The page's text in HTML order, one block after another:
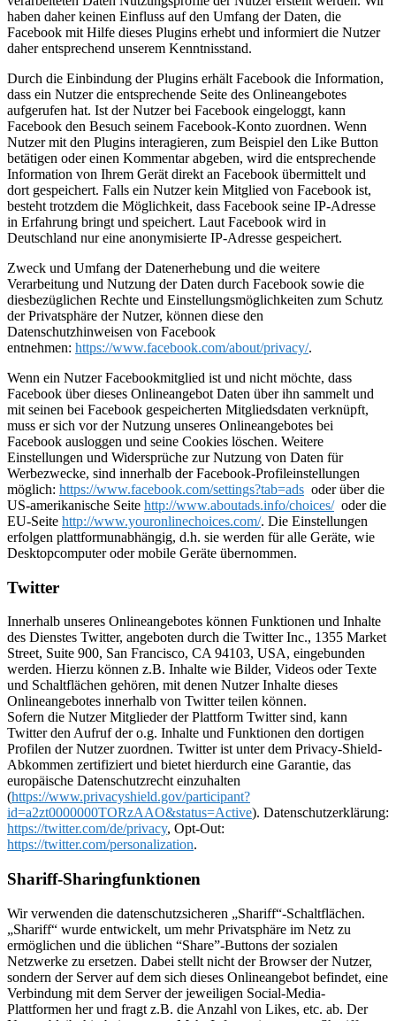
haben daher keinen Einfluss auf den Umfang der Daten, die
Facebook mit Hilfe dieses Plugins erhebt und informiert die Nutzer
daher entsprechend unserem Kenntnisstand.
Durch die Einbindung der Plugins erhält Facebook die Information,
dass ein Nutzer die entsprechende Seite des Onlineangebotes
aufgerufen hat. Ist der Nutzer bei Facebook eingeloggt, kann
Facebook den Besuch seinem Facebook-Konto zuordnen. Wenn
Nutzer mit den Plugins interagieren, zum Beispiel den Like Button
betätigen oder einen Kommentar abgeben, wird die entsprechende
Information von Ihrem Gerät direkt an Facebook übermittelt und
dort gespeichert. Falls ein Nutzer kein Mitglied von Facebook ist,
besteht trotzdem die Möglichkeit, dass Facebook seine IP-Adresse
in Erfahrung bringt und speichert. Laut Facebook wird in
Deutschland nur eine anonymisierte IP-Adresse gespeichert.
Zweck und Umfang der Datenerhebung und die weitere
Verarbeitung und Nutzung der Daten durch Facebook sowie die
diesbezüglichen Rechte und Einstellungsmöglichkeiten zum Schutz
der Privatsphäre der Nutzer, können diese den
Datenschutzhinweisen von Facebook
entnehmen: https://www.facebook.com/about/privacy/.
Wenn ein Nutzer Facebookmitglied ist und nicht möchte, dass
Facebook über dieses Onlineangebot Daten über ihn sammelt und
mit seinen bei Facebook gespeicherten Mitgliedsdaten verknüpft,
muss er sich vor der Nutzung unseres Onlineangebotes bei
Facebook ausloggen und seine Cookies löschen. Weitere
Einstellungen und Widersprüche zur Nutzung von Daten für
Werbezwecke, sind innerhalb der Facebook-Profileinstellungen
möglich: https://www.facebook.com/settings?tab=ads oder über die
US-amerikanische Seite http://www.aboutads.info/choices/oder die
EU-Seite http://www.youronlinechoices.com/. Die Einstellungen
erfolgen plattformunabhängig, d.h. sie werden für alle Geräte, wie
Desktopcomputer oder mobile Geräte übernommen.
Twitter
Innerhalb unseres Onlineangebotes können Funktionen und Inhalte
des Dienstes Twitter, angeboten durch die Twitter Inc., 1355 Market
Street, Suite 900, San Francisco, CA 94103, USA, eingebunden
werden. Hierzu können z.B. Inhalte wie Bilder, Videos oder Texte
und Schaltflächen gehören, mit denen Nutzer Inhalte dieses
Onlineangebotes innerhalb von Twitter teilen können.
Sofern die Nutzer Mitglieder der Plattform Twitter sind, kann
Twitter den Aufruf der o.g. Inhalte und Funktionen den dortigen
Profilen der Nutzer zuordnen. Twitter ist unter dem Privacy-Shield-
Abkommen zertifiziert und bietet hierdurch eine Garantie, das
europäische Datenschutzrecht einzuhalten
(https://www.privacyshield.gov/participant?
id=a2zt0000000TORzAAO&status=Active). Datenschutzerklärung:
https://twitter.com/de/privacy, Opt-Out:
https://twitter.com/personalization.
Shariff-Sharingfunktionen
Wir verwenden die datenschutzsicheren „Shariff“-Schaltflächen.
„Shariff“ wurde entwickelt, um mehr Privatsphäre im Netz zu
ermöglichen und die üblichen “Share”-Buttons der sozialen
Netzwerke zu ersetzen. Dabei stellt nicht der Browser der Nutzer,
sondern der Server auf dem sich dieses Onlineangebot befindet, eine
Verbindung mit dem Server der jeweiligen Social-Media-
Plattformen her und fragt z.B. die Anzahl von Likes, etc. ab. Der